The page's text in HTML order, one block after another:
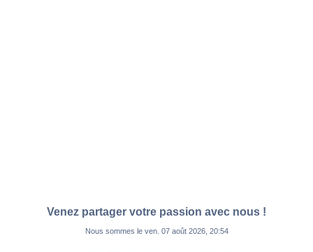
Venez partager votre passion avec nous !
Nous sommes le ven. 07 août 2026, 20:54